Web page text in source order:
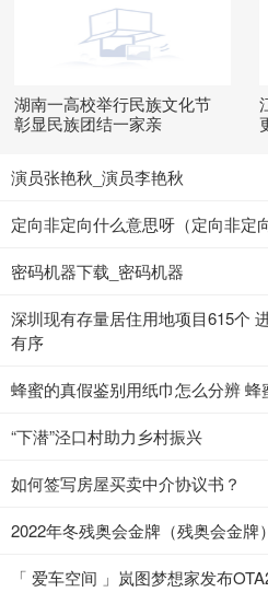
湖南一高校举行民族文化节
彰显民族团结一家亲
演员张艳秋_演员李艳秋
定向非定向什么意思呀（定向非定
密码机器下载_密码机器
深圳现有存量居住用地项目615个
有序
蜂蜜的真假鉴别用纸巾怎么分辨 蜂
“下潜”泾口村助力乡村振兴
如何签写房屋买卖中介协议书？
2022年冬残奥会金牌（残奥会金牌）
「 爱车空间 」岚图梦想家发布